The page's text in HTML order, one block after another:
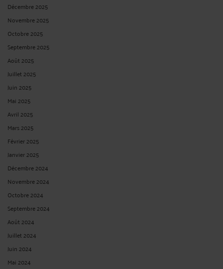
Décembre 2025
Novembre 2025
Octobre 2025
Septembre 2025
Août 2025
Juillet 2025
Juin 2025
Mai 2025
Avril 2025
Mars 2025
Février 2025
Janvier 2025
Décembre 2024
Novembre 2024
Octobre 2024
Septembre 2024
Août 2024
Juillet 2024
Juin 2024
Mai 2024